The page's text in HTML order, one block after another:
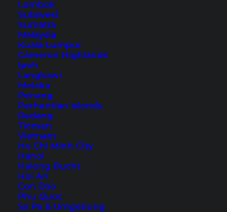
Lombok
Sulawesi
Sumatra
Malaysia
Kuala Lumpur
Cameron Highlands
Ipoh
Langkawi
Melaka
Penang
Perhentian Islands
Redang
Tioman
Vietnam
Ho Chi Minh City
Hanoi
Halong Bucht
Hoi An
Con Dao
Phu Quoc
Sa Pa & Umgebung
Langkawi Island Hopping
Erlebnisbericht einer Langkawi Island Hopping
Tour zu den umliegenden Inseln. Eine tolle
Ausflugsmöglichkeit bei einem Langkawi
Urlaub.